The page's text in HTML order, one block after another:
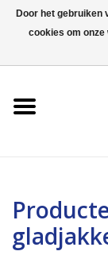
Kaaral
Door het gebruiken
cookies om